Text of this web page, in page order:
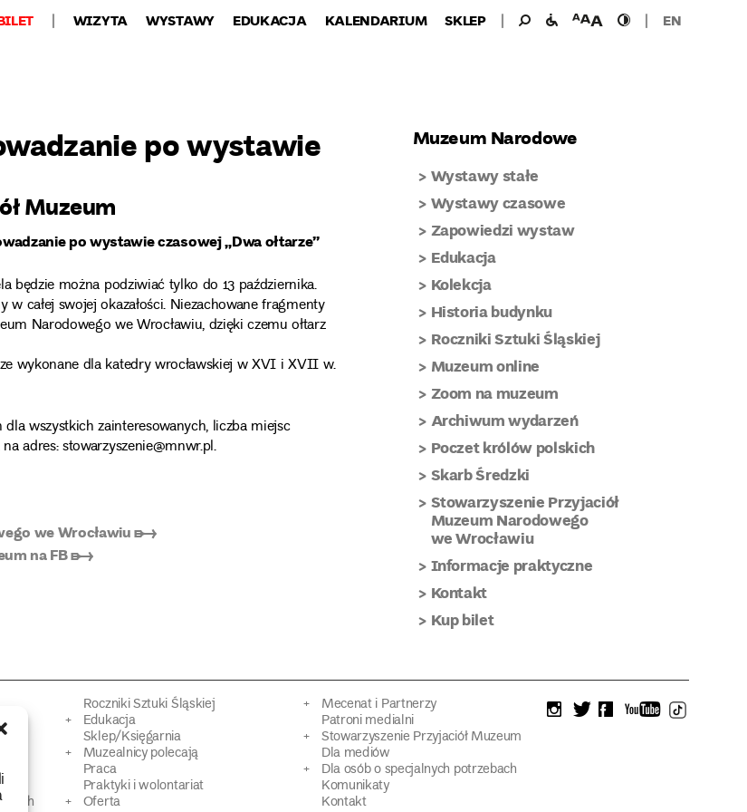
WIZYTA WYSTAWY EDUKACJA KALENDARIUM SKLEP Wyszukaj
Wyszukiwanie
dla:
udogodnieniawielkość
czcionki
wysoki
kontrast
EN
po wystawie
Muzeum
po wystawie czasowej „Dwa ołtarze”
będzie można podziwiać tylko do 13 października.
całej swojej okazałości. Niezachowane fragmenty
Narodowego we Wrocławiu, dzięki czemu ołtarz
wykonane dla katedry wrocławskiej w XVI i XVII w.
wszystkich zainteresowanych, liczba miejsc
adres: stowarzyszenie@mnwr.pl.
we Wrocławiu ➸
na FB ➸
Muzeum Narodowe
Wystawy stałe
Wystawy czasowe
Zapowiedzi wystaw
Edukacja
Kolekcja
Historia budynku
Roczniki Sztuki Śląskiej
Muzeum online
Zoom na muzeum
Archiwum wydarzeń
Poczet królów polskich
Skarb Średzki
Stowarzyszenie Przyjaciół
Muzeum Narodowego
we Wrocławiu
Informacje praktyczne
Kontakt
Kup bilet
Roczniki Sztuki Śląskiej
Edukacja
Sklep/Księgarnia
Muzealnicy polecają
Praca
Praktyki i wolontariat
Oferta
Mecenat i Partnerzy
Patroni medialni
Stowarzyszenie Przyjaciół Muzeum
Dla mediów
Dla osób o specjalnych potrzebach
Komunikaty
Kontakt
instagram
twitterfacebookyoutube
tiktok